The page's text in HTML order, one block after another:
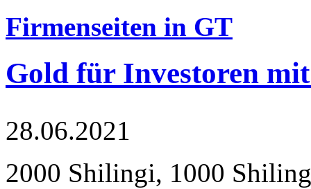
Firmenseiten in GT
Gold für Investoren
28.06.2021
2000 Shilingi, 1000